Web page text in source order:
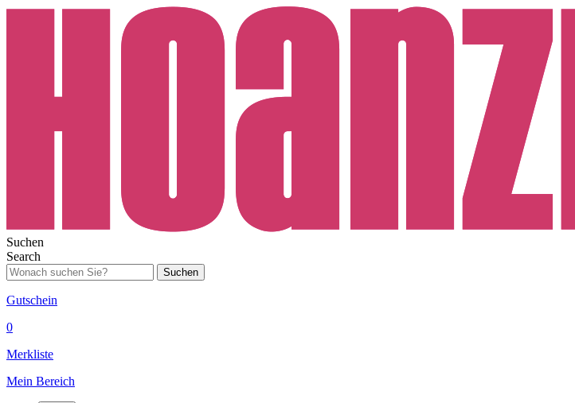
Suchen
Search
Suchen
Gutschein
0
Merkliste
Mein Bereich